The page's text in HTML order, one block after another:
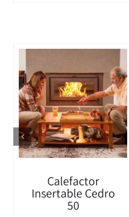
Calefactor
Insertable Cedro
50